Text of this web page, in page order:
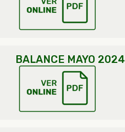
BALANCE MAYO 2024